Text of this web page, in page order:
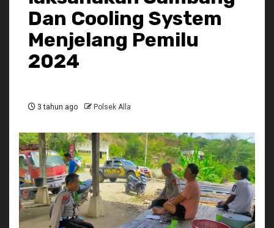
Dan Cooling System
Menjelang Pemilu
2024
3 tahun ago Polsek Alla